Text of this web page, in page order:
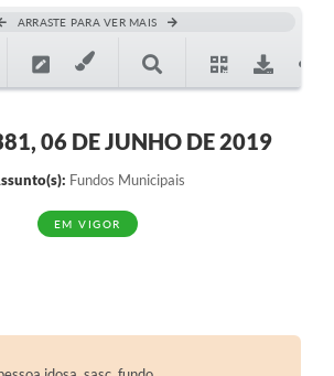
ARRASTE PARA VER MAIS
06 DE JUNHO DE 2019
Fundos Municipais
EM VIGOR